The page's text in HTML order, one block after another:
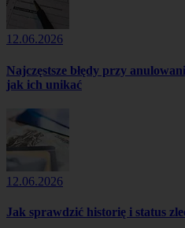
12.06.2026
Najczęstsze błędy przy
jak ich unikać
12.06.2026
Jak sprawdzić historię i status